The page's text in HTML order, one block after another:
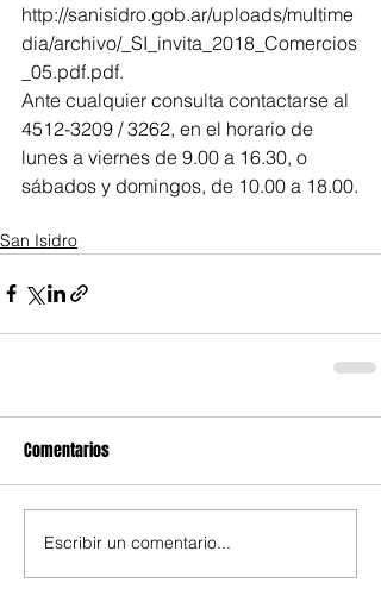
http://sanisidro.gob.ar/uploads/multime
dia/archivo/_SI_invita_2018_Comercios
_05.pdf.pdf.
Ante cualquier consulta contactarse al
4512-3209 / 3262, en el horario de
lunes a viernes de 9.00 a 16.30, o
sábados y domingos, de 10.00 a 18.00.
San Isidro
Comentarios
Escribir un comentario...